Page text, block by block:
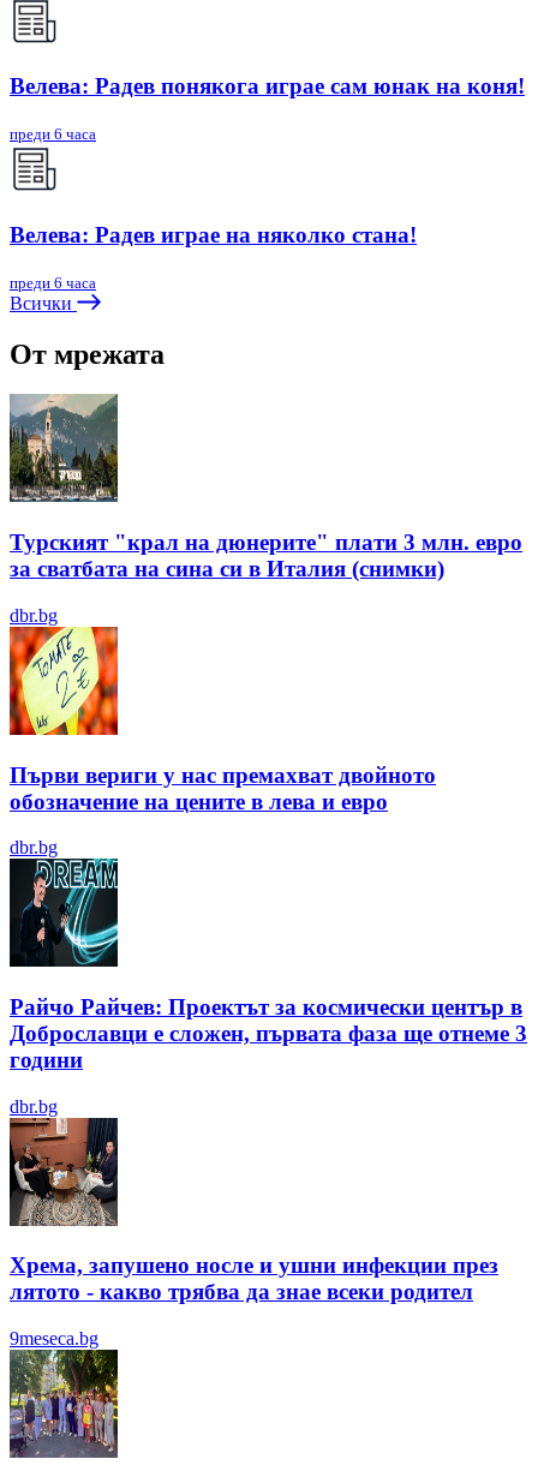
Велева: Радев понякога играе сам юнак на коня!
преди 6 часа
Велева: Радев играе на няколко стана!
преди 6 часа
Всички
От мрежата
Турският "крал на дюнерите" плати 3 млн. евро
за сватбата на сина си в Италия (снимки)
dbr.bg
Първи вериги у нас премахват двойното
обозначение на цените в лева и евро
dbr.bg
Райчо Райчев: Проектът за космически център в
Доброславци е сложен, първата фаза ще отнеме 3
години
dbr.bg
Хрема, запушено носле и ушни инфекции през
лятотo - какво трябва да знае всеки родител
9meseca.bg